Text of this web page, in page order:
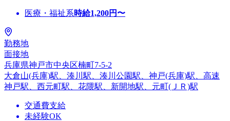
医療・福祉系時給1,200円〜
勤務地
面接地
兵庫県神戸市中央区楠町7-5-2
大倉山(兵庫)駅、湊川駅、湊川公園駅、神戸(兵庫)駅、高速
神戸駅、西元町駅、花隈駅、新開地駅、元町(ＪＲ)駅
交通費支給
未経験OK